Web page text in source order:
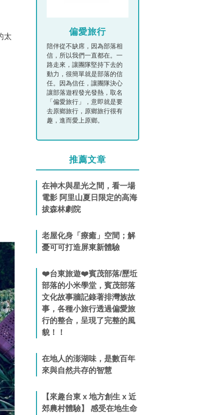
偏愛旅行
陪伴從不缺席，因為部落相
信，所以我們一直都在。一
路走來，讓團隊堅持下去的
動力，很簡單就是部落的信
任。因為信任，讓團隊決心
讓部落遊程發光發熱，取名
「偏愛旅行」，意即就是要
去原鄉旅行，原鄉旅行很有
趣，進而愛上原鄉。
太
推薦文章
在神木與星光之間，看一場
電影 阿里山夏日限定的高海
拔森林劇院
老屋化身「療癒」空間；解
憂可可打造屏東新體驗
❤️台東旅遊❤️賓茂部落/歷坵
部落的小米學堂，賓茂部落
文化故事牆記錄著排灣族故
事，各種小旅行透過偏愛旅
行的整合，呈現了完整的風
貌！！
在地人的澎湖味，是數百年
來與自然共存的智慧
【來趣台東 x 地方創生 x 近
郊農村體驗】 感受在地生命